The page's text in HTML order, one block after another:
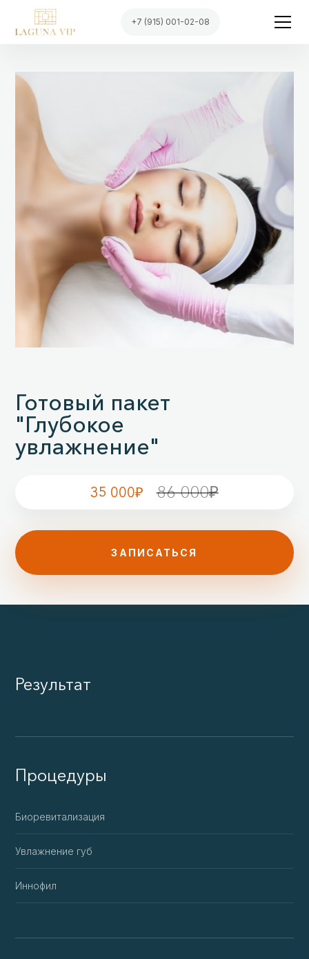
+7 (915) 001-02-08
Готовый пакет
"Глубокое
увлажнение"
35 000₽ 86 000₽
ЗАПИСАТЬСЯ
омоложение, удаление морщин не лице и шее,
Результат
Процедуры
Биоревитализация
Увлажнение губ
Иннофил